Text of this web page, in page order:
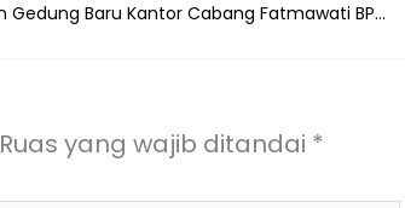
Peresmian Gedung Baru Kantor Cabang Fatmawati BPR Intidana Sukses Makmur
Ruas yang wajib ditandai *